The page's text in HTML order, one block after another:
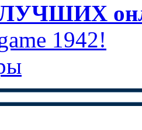
ЛУЧШИХ
1942!